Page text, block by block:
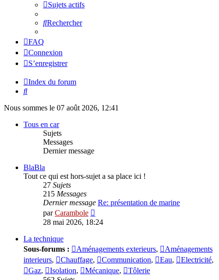
Sujets actifs
Rechercher
FAQ
Connexion
S’enregistrer
Index du forum
Rechercher
Nous sommes le 07 août 2026, 12:41
Tous en car
Sujets
Messages
Dernier message
BlaBla
Tout ce qui est hors-sujet a sa place ici !
27 Sujets
215 Messages
Dernier message Re: présentation de marine
parCarambole
le
28 mai 2026, 18:24
La technique
Sous-forums :
Aménagements exterieurs,
Aménagements
interieurs, Chauffage, Communication, Eau, Electricité,
Gaz, Isolation, Mécanique,
Tôlerie